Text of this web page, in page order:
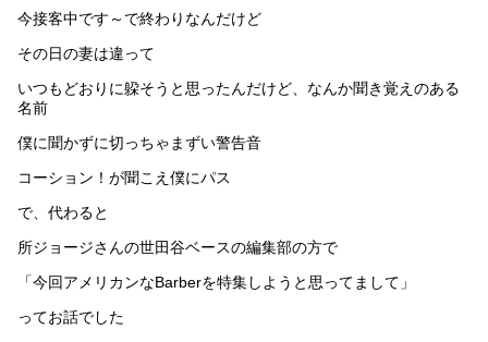
今接客中です～で終わりなんだけど
その日の妻は違って
いつもどおりに躱そうと思ったんだけど、なんか聞き覚えのある
名前
僕に聞かずに切っちゃまずい警告音
コーション！が聞こえ僕にパス
で、代わると
所ジョージさんの世田谷ベースの編集部の方で
「今回アメリカンなBarberを特集しようと思ってまして」
ってお話でした